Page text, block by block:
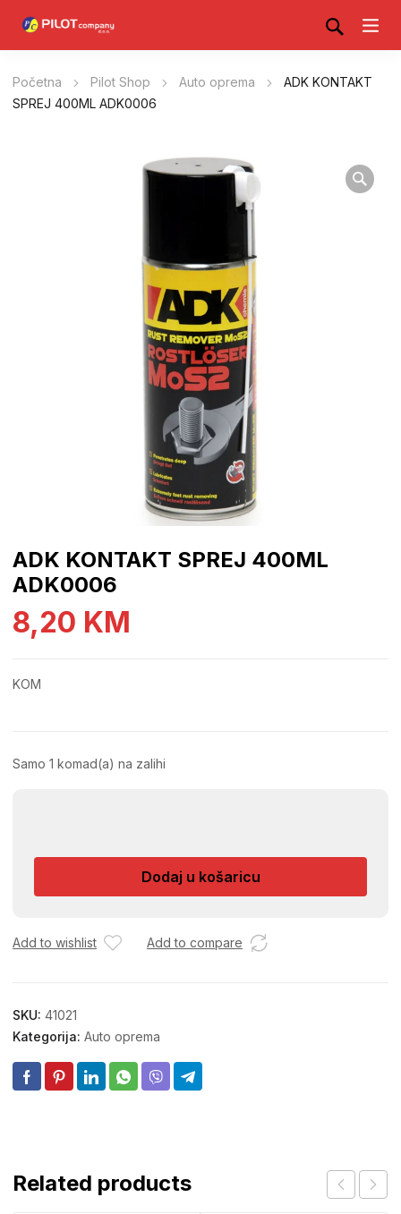
Početna Pilot Shop Auto oprema
ADK KONTAKT
SPREJ 400ML ADK0006
ADK KONTAKT SPREJ 400ML
ADK0006
8,20 KM
KOM
Samo 1 komad(a) na zalihi
SPREJ
ADK0006
Dodaj u košaricu
Add to wishlist Add to compare
SKU: 41021
Kategorija: Auto oprema
Related products